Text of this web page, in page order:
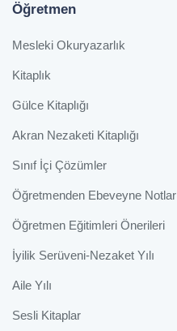
Öğretmen
Mesleki Okuryazarlık
Kitaplık
Gülce Kitaplığı
Akran Nezaketi Kitaplığı
Sınıf İçi Çözümler
Öğretmenden Ebeveyne Notlar
Öğretmen Eğitimleri Önerileri
İyilik Serüveni-Nezaket Yılı
Aile Yılı
Sesli Kitaplar